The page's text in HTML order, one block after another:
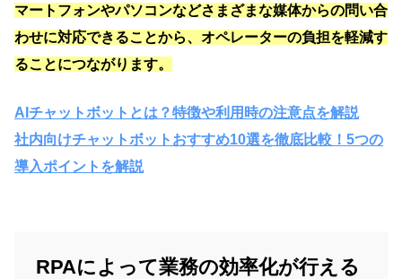
マートフォンやパソコンなどさまざまな媒体からの問い合
わせに対応できることから、オペレーターの負担を軽減す
ることにつながります。
AIチャットボットとは？特徴や利用時の注意点を解説
社内向けチャットボットおすすめ10選を徹底比較！5つの
導入ポイントを解説
RPAによって業務の効率化が行える